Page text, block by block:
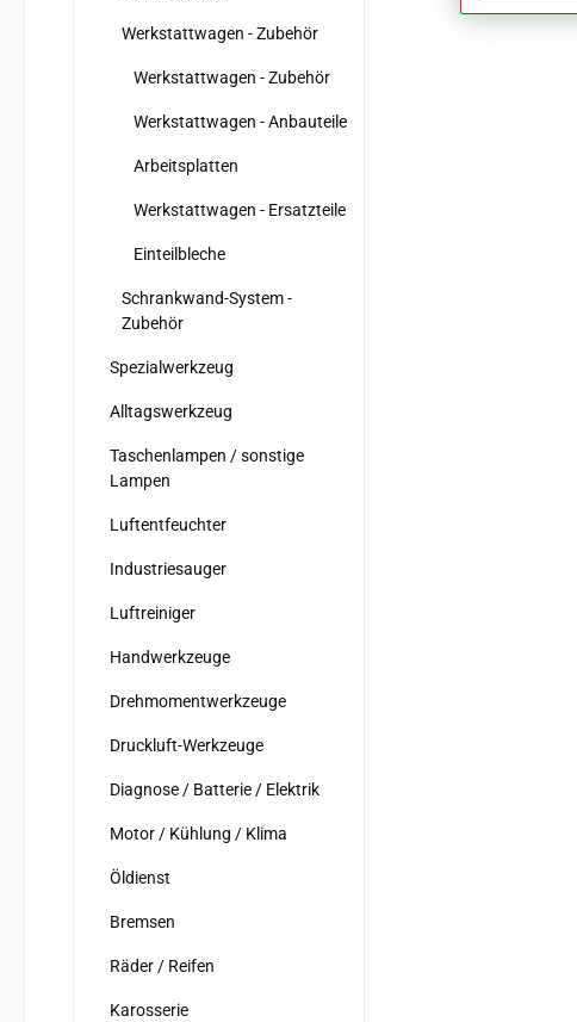
Werkstattwagen - Zubehör
Werkstattwagen - Zubehör
Werkstattwagen - Anbauteile
Arbeitsplatten
Werkstattwagen - Ersatzteile
Einteilbleche
Schrankwand-System -
Zubehör
Spezialwerkzeug
Alltagswerkzeug
Taschenlampen / sonstige
Lampen
Luftentfeuchter
Industriesauger
Luftreiniger
Handwerkzeuge
Drehmomentwerkzeuge
Druckluft-Werkzeuge
Diagnose / Batterie / Elektrik
Motor / Kühlung / Klima
Öldienst
Bremsen
Räder / Reifen
Karosserie